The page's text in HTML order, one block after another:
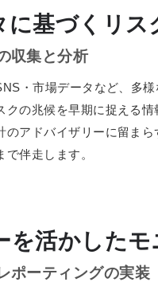
に基づくリス
収集と分析
・市場データなど、多
クの兆候を早期に捉える
のアドバイザリーに留ま
伴走します。
を活かした
ポーティングの実装